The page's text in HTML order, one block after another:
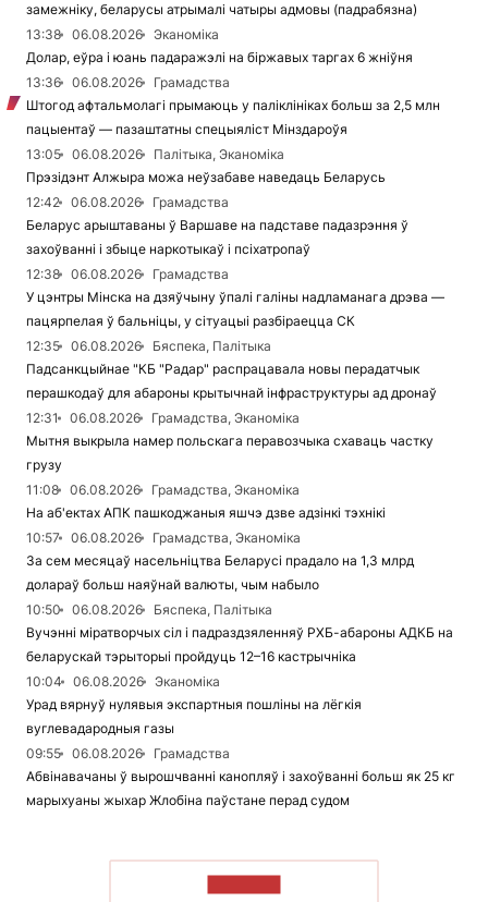
замежніку, беларусы атрымалі чатыры адмовы (падрабязна)
13:38
06.08.2026
Эканоміка
Долар, еўра і юань падаражэлі на біржавых таргах 6 жніўня
13:36
06.08.2026
Грамадства
Штогод афтальмолагі прымаюць у паліклініках больш за 2,5 млн
пацыентаў — пазаштатны спецыяліст Мінздароўя
13:05
06.08.2026
Палітыка, Эканоміка
Прэзідэнт Алжыра можа неўзабаве наведаць Беларусь
12:42
06.08.2026
Грамадства
Беларус арыштаваны ў Варшаве на падставе падазрэння ў
захоўванні і збыце наркотыкаў і псіхатропаў
12:38
06.08.2026
Грамадства
У цэнтры Мінска на дзяўчыну ўпалі галіны надламанага дрэва —
пацярпелая ў бальніцы, у сітуацыі разбіраецца СК
12:35
06.08.2026
Бяспека, Палітыка
Падсанкцыйнае "КБ "Радар" распрацавала новы перадатчык
перашкодаў для абароны крытычнай інфраструктуры ад дронаў
12:31
06.08.2026
Грамадства, Эканоміка
Мытня выкрыла намер польскага перавозчыка схаваць частку
грузу
11:08
06.08.2026
Грамадства, Эканоміка
На аб'ектах АПК пашкоджаныя яшчэ дзве адзінкі тэхнікі
10:57
06.08.2026
Грамадства, Эканоміка
За сем месяцаў насельніцтва Беларусі прадало на 1,3 млрд
долараў больш наяўнай валюты, чым набыло
10:50
06.08.2026
Бяспека, Палітыка
Вучэнні міратворчых сіл і падраздзяленняў РХБ-абароны АДКБ на
беларускай тэрыторыі пройдуць 12–16 кастрычніка
10:04
06.08.2026
Эканоміка
Урад вярнуў нулявыя экспартныя пошліны на лёгкія
вуглевадародныя газы
09:55
06.08.2026
Грамадства
Абвінавачаны ў вырошчванні канопляў і захоўванні больш як 25 кг
марыхуаны жыхар Жлобіна паўстане перад судом